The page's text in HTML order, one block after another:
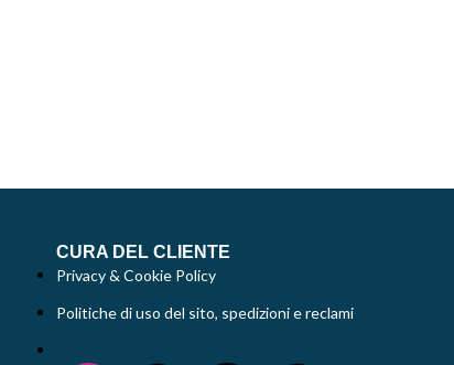
CURA DEL CLIENTE
Privacy & Cookie Policy
Politiche di uso del sito, spedizioni e reclami